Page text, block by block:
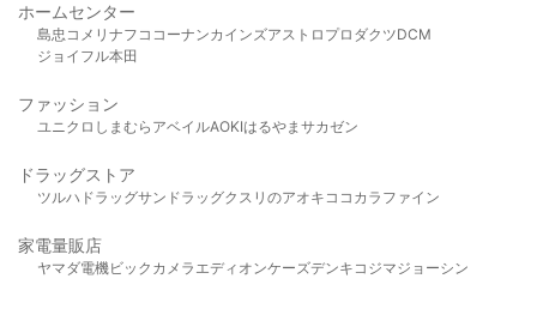
ホームセンター
島忠 コメリ ナフコ コーナンカインズアストロプロダクツDCM
ジョイフル本田
ファッション
ユニクロ しまむら アベイルAOKIはるやま サカゼン
ドラッグストア
ツルハドラッグサンドラッグクスリのアオキ ココカラファイン
家電量販店
ヤマダ電機ビックカメラ エディオンケーズデンキ コジマジョーシン